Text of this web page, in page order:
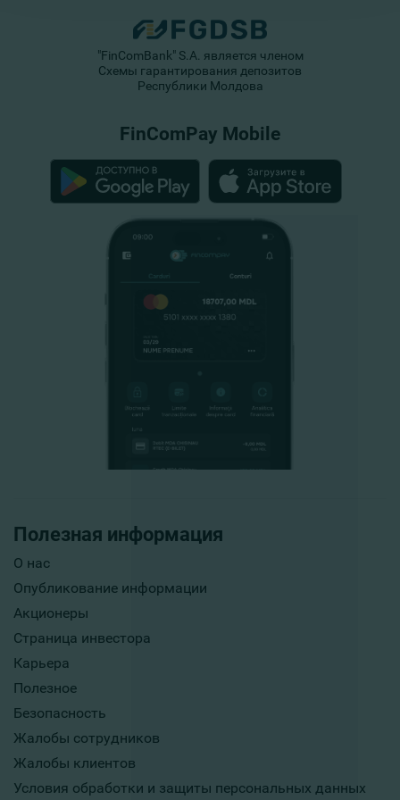
Полезная информация
О нас
Опубликование информации
Акционеры
Страница инвестора
Карьера
Полезное
Безопасность
Жалобы сотрудников
Жалобы клиентов
Условия обработки и защиты персональных данных
"FinComBank" S.A. является членом
Схемы гарантирования депозитов
Республики Молдова
FinComPay Mobile